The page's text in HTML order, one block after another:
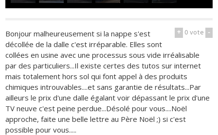
+ 0vote -
Bonjour malheureusement si la nappe s'est
décollée de la dalle c'est irréparable. Elles sont
collées en usine avec une processus sous vide irréalisable
par des particuliers...Il existe certes des tutos sur internet
mais totalement hors sol qui font appel à des produits
chimiques introuvables....et sans garantie de résultats...Par
ailleurs le prix d'une dalle égalant voir dépassant le prix d'une
TV neuve c'est peine perdue...Désolé pour vous....Noël
approche, faite une belle lettre au Père Noël ;) si c'est
possible pour vous.....